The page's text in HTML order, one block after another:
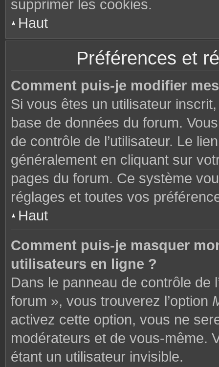
supprimer les cookies.
Haut
Préférences et
Comment puis-je modifier
Si vous êtes un utilisateur
base de données du forum.
de contrôle de l’utilisateur. Le
généralement en cliquant sur
pages du forum. Ce système
réglages et toutes vos
Haut
Comment puis-je masquer
utilisateurs en ligne ?
Dans le panneau de contrôle de
forum », vous trouverez l’option
activez cette option, vous ne
modérateurs et de vous-même.
étant un utilisateur invisible.